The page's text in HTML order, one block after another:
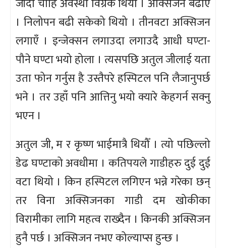
जाँदा चाहि अवस्था विग्रेकै थियो । अक्सिजन बढाएँ
। निलोपन बढी सकेको थियो । तीनवटा अक्सिजन
लगाएँ । इन्जेक्सन लगाउदा लगाउदै आधी घण्टा-
पौने घण्टा भयो होला । त्यसपछि अतुल जीलाई यता
उता फोन गर्नुस है उस्तैपरे हस्पिटल पनि लैजानुपर्छ
भने । तर उहाँ पनि आत्तिनु भयो क्यारे केहगर्न सक्नु
भएन ।
अतुल जी, म र कृष्ण भाईमात्रै थियौँ । त्यो पछिल्लो
डेढ घण्टाको अवधीमा । कतिपयले गाडीहरु दुई दुई
वटा थियो । किन हस्पिटल लगिएन भन्ने गरेका छन्
तर विना अक्सिजनका गाडी दम खोकीका
विरामीका लागि महत्व राख्दैन । किनकी अक्सिजन
हुनै पर्छ । अक्सिजन नभए कोल्याप्स हुन्छ ।